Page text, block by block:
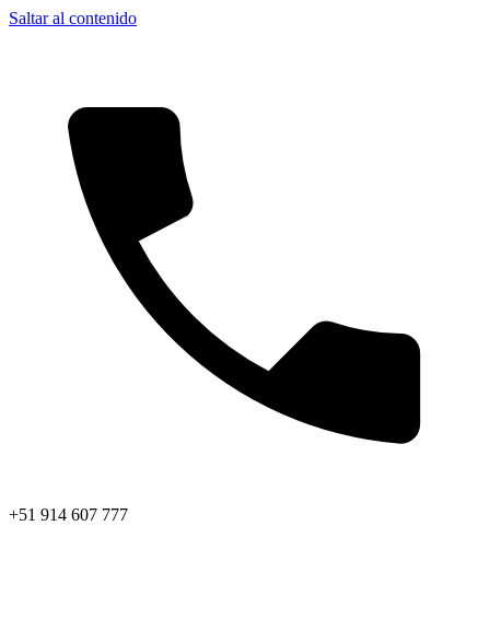
Saltar al contenido
+51 914 607 777